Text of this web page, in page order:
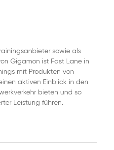
sowie als
Gigamon ist Fast Lane in
mit Produkten von
aktiven Einblick in den
bieten und so
Leistung führen.